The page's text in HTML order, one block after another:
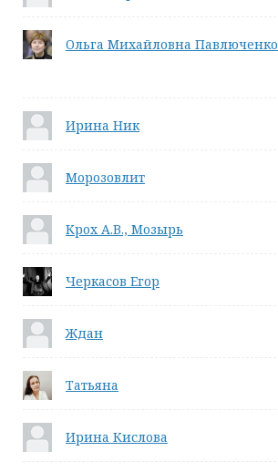
Ольга Михайловна Павлюченко
Ирина Ник
Морозовлит
Крох А.В., Мозырь
Черкасов Егор
Ждан
Татьяна
Ирина Кислова